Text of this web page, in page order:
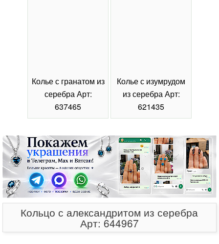
Колье с гранатом из
серебра Арт:
637465
Колье с изумрудом
из серебра Арт:
621435
Кольцо с александритом из серебра
Арт: 644967